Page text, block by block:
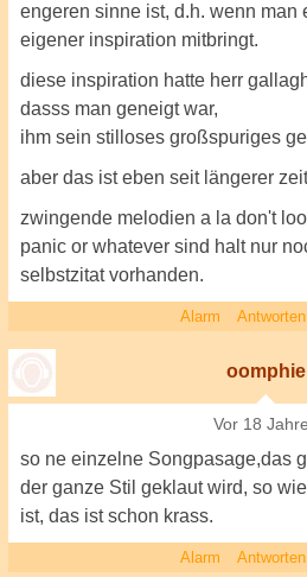
engeren sinne ist, d.h. wenn man
eigener inspiration mitbringt.
diese inspiration hatte herr
dasss man geneigt war,
ihm sein stilloses großspuriges
aber das ist eben seit längerer
zwingende melodien a la don't
panic or whatever sind halt nur
selbstzitat vorhanden.
Alarm Antworten
oomphie
Vor 18
so ne einzelne Songpasage,das
der ganze Stil geklaut wird, so
ist, das ist schon krass.
Alarm Antworten